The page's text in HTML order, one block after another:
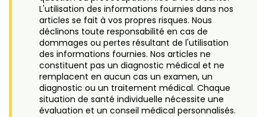
L'utilisation des informations fournies dans nos
articles se fait à vos propres risques. Nous
déclinons toute responsabilité en cas de
dommages ou pertes résultant de l'utilisation
des informations fournies. Nos articles ne
constituent pas un diagnostic médical et ne
remplacent en aucun cas un examen, un
diagnostic ou un traitement médical. Chaque
situation de santé individuelle nécessite une
évaluation et un conseil médical personnalisés.